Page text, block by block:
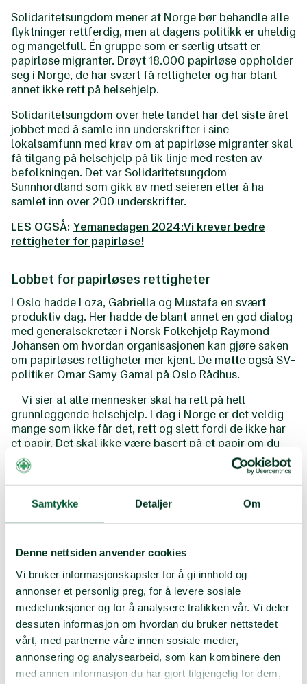
Samtykke Detaljer Om
Denne nettsiden anvender cookies
Vi bruker informasjonskapsler for å gi innhold og
annonser et personlig preg, for å levere sosiale
mediefunksjoner og for å analysere trafikken vår. Vi deler
dessuten informasjon om hvordan du bruker nettstedet
vårt, med partnerne våre innen sosiale medier,
annonsering og analysearbeid, som kan kombinere den
med annen informasjon du har gjort tilgjengelig for dem,
Solidaritetsungdom mener at Norge bør behandle alle
flyktninger rettferdig, men at dagens politikk er uheldig
og mangelfull. Én gruppe som er særlig utsatt er
papirløse migranter. Drøyt 18.000 papirløse oppholder
seg i Norge, de har svært få rettigheter og har blant
annet ikke rett på helsehjelp.
Solidaritetsungdom over hele landet har det siste året
jobbet med å samle inn underskrifter i sine
lokalsamfunn med krav om at papirløse migranter skal
få tilgang på helsehjelp på lik linje med resten av
befolkningen. Det var Solidaritetsungdom
Sunnhordland som gikk av med seieren etter å ha
samlet inn over 200 underskrifter.
LES OGSÅ: Yemanedagen 2024:Vi krever bedre
rettigheter for papirløse!
Lobbet for papirløses rettigheter
I Oslo hadde Loza, Gabriella og Mustafa en svært
produktiv dag. Her hadde de blant annet en god dialog
med generalsekretær i Norsk Folkehjelp Raymond
Johansen om hvordan organisasjonen kan gjøre saken
om papirløses rettigheter mer kjent. De møtte også SV-
politiker Omar Samy Gamal på Oslo Rådhus.
– Vi sier at alle mennesker skal ha rett på helt
grunnleggende helsehjelp. I dag i Norge er det veldig
mange som ikke får det, rett og slett fordi de ikke har
et papir. Det skal ikke være basert på et papir om du
får grunnleggende helsehjelp, sa Gamal i møte med
ungdommene.
Gamal sa videre at dette er en sak som er viktig for SV,
og at de skal jobbe med dette lokalt. Samtidig
utfordret han politikerne på Stord til å gjøre det
– Så må vi sammen utfordre staten til å ta det ansvaret
de har. Det handler om helt grunnleggende
menneskerettigheter, understreket Gamal.
Ungdommene besøkte også Stortinget for å overrekke
alle overskriftene til nestleder i SV og helsepolitisk
talsperson Marian Hussein, som takket stort for
innsatsen.